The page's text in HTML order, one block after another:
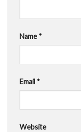
Name *
Email *
Website